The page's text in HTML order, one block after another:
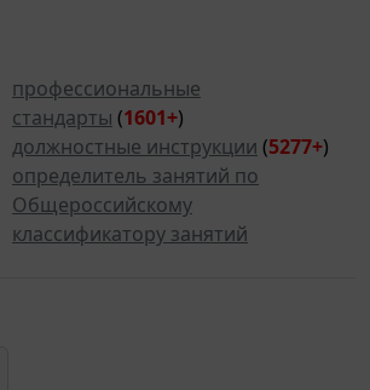
профессиональные
стандарты (1601+)
должностные инструкции (5277+)
определитель занятий по
Общероссийскому
классификатору занятий